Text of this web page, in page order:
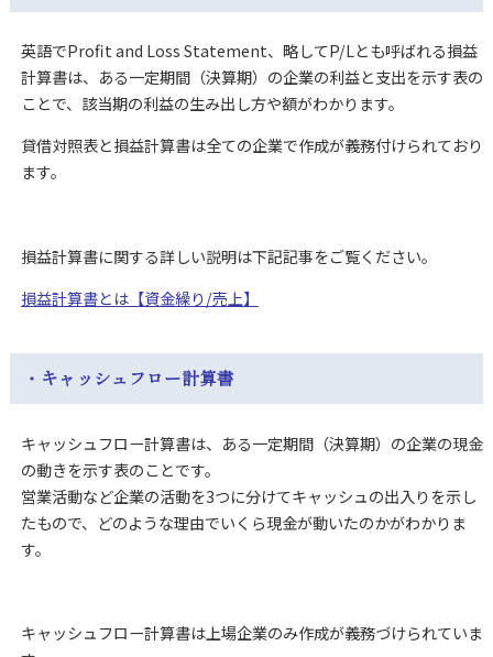
英語でProfit and Loss Statement、略してP/Lとも呼ばれる損益
計算書は、ある一定期間（決算期）の企業の利益と支出を示す表の
ことで、該当期の利益の生み出し方や額がわかります。
貸借対照表と損益計算書は全ての企業で作成が義務付けられており
ます。
損益計算書に関する詳しい説明は下記記事をご覧ください。
損益計算書とは【資金繰り/売上】
・キャッシュフロー計算書
キャッシュフロー計算書は、ある一定期間（決算期）の企業の現金
の動きを示す表のことです。
営業活動など企業の活動を3つに分けてキャッシュの出入りを示し
たもので、どのような理由でいくら現金が動いたのかがわかりま
す。
キャッシュフロー計算書は上場企業のみ作成が義務づけられていま